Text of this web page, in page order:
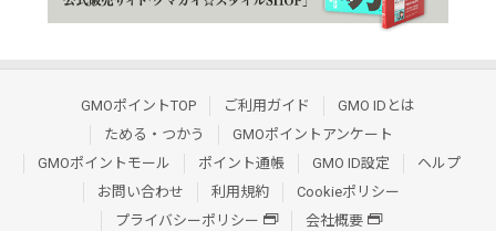
GMOポイントTOP ご利用ガイド
GMO IDとは
ためる・つかう
GMOポイントアンケート
GMOポイントモール
ポイント通帳 GMO ID設定
ヘルプ
お問い合わせ
利用規約
Cookieポリシー
プライバシーポリシー
会社概要